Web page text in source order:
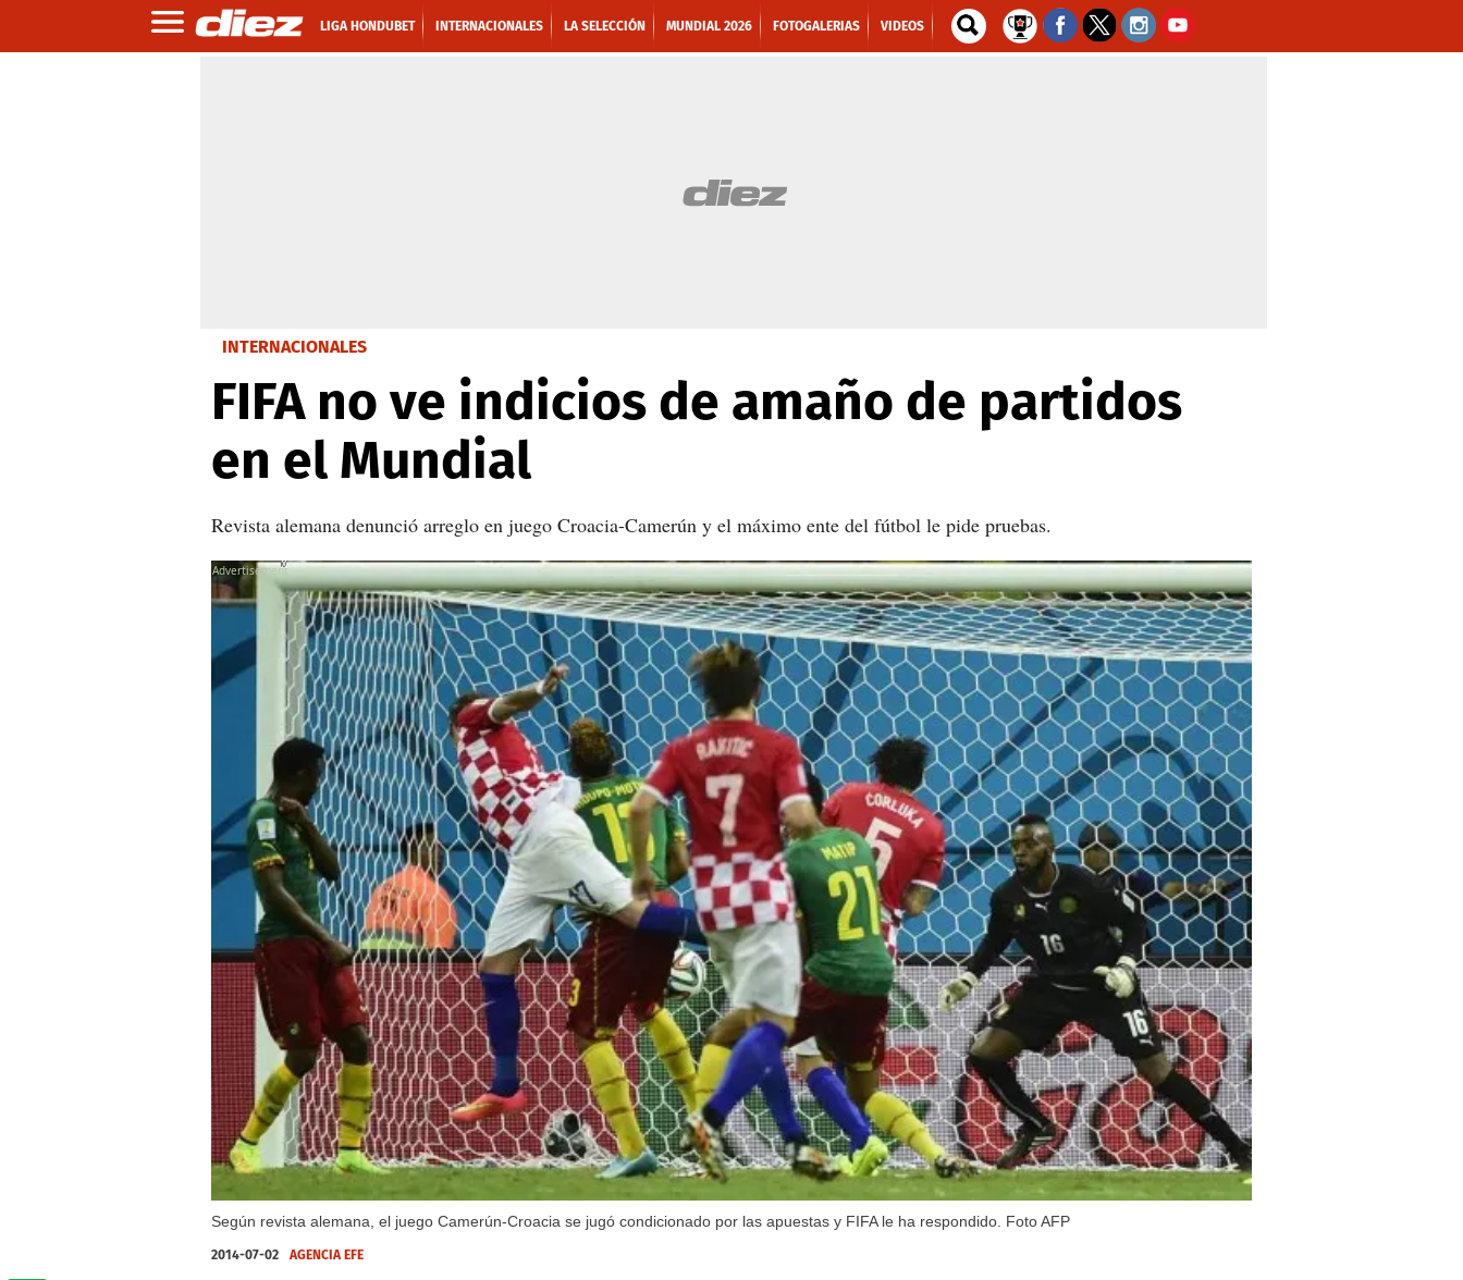
LIGA HONDUBET INTERNACIONALES LA SELECCIÓN MUNDIAL 2026 FOTOGALERIAS VIDEOS
INTERNACIONALES
FIFA no ve indicios de amaño de partidos
en el Mundial
Revista alemana denunció arreglo en juego Croacia-Camerún y el máximo ente del fútbol le pide pruebas.
Según revista alemana, el juego Camerún-Croacia se jugó condicionado por las apuestas y FIFA le ha respondido. Foto AFP
X
2014-07-02 AGENCIA EFE